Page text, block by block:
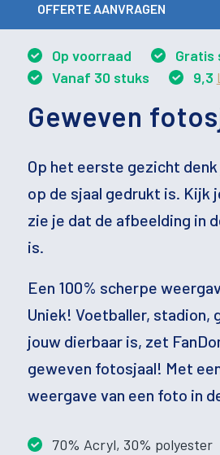
OFFERTE AANVRAGEN
Op voorraad
Gratis
Vanaf 30 stuks
9,3
Geweven
Op het eerste gezicht
op de sjaal gedrukt is. Kijk
zie je dat de afbeelding in
is.
Een 100% scherpe
Uniek! Voetballer, stadion,
jouw dierbaar is, zet
geweven fotosjaal! Met
weergave van een foto in
70% Acryl, 30% polyester